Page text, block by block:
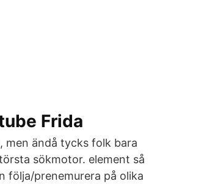
Frida
men ändå tycks folk bara
sökmotor. element så
följa/prenemurera på olika